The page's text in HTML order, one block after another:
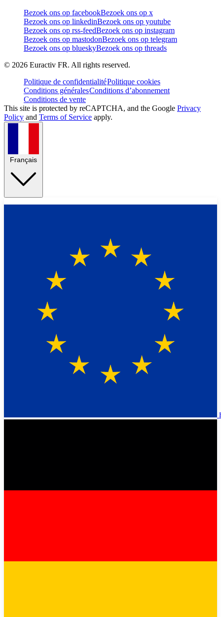
Bezoek ons op facebookBezoek ons op x
Bezoek ons op linkedinBezoek ons op youtube
Bezoek ons op rss-feedBezoek ons op instagram
Bezoek ons op mastodonBezoek ons op telegram
Bezoek ons op blueskyBezoek ons op threads
© 2026 Euractiv FR. All rights reserved.
Politique de confidentialitéPolitique cookies
Conditions généralesConditions d’abonnement
Conditions de vente
This site is protected by reCAPTCHA, and the Google Privacy
Policy and Terms of Service apply.
Français